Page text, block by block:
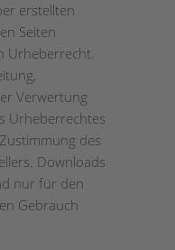
erstellten
Seiten
Urheberrecht.
Verwertung
Urheberrechtes
des
Downloads
nur für den
Gebrauch